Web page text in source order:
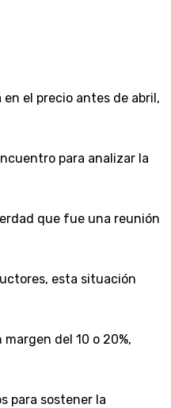
el precio antes de abril,
para analizar la
que fue una reunión
esta situación
del 10 o 20%,
para sostener la